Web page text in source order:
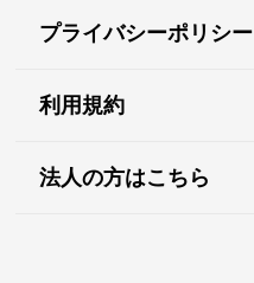
プライバシーポリシー
利用規約
法人の方はこちら